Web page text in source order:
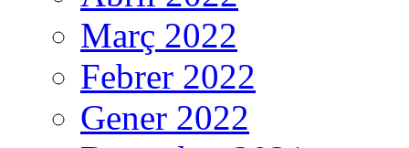
Març 2022
Febrer 2022
Gener 2022